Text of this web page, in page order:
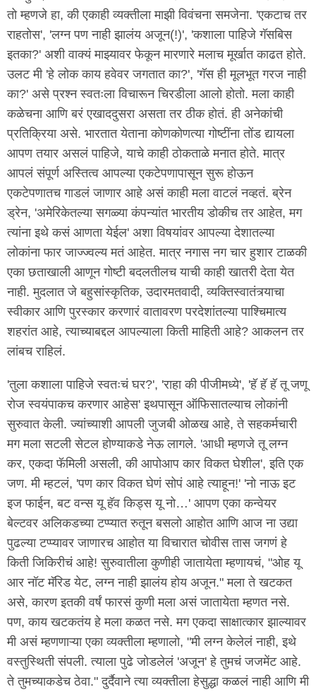
तो म्हणजे हा, की एकाही व्यक्तीला माझी विवंचना समजेना. 'एकटाच तर
राहतोस', 'लग्न पण नाही झालंय अजून(!)', 'कशाला पाहिजे गॅसबिस
इतका?' अशी वाक्यं माझ्यावर फेकून मारणारे मलाच मूर्खात काढत होते.
उलट मी 'हे लोक काय हवेवर जगतात का?', 'गॅस ही मूलभूत गरज नाही
का?' असे प्रश्न स्वतःला विचारून चिरडीला आलो होतो. मला काही
कळेचना आणि बरं एखाददुसरा असता तर ठीक होतं. ही अनेकांची
प्रतिक्रिया असे. भारतात येताना कोणकोणत्या गोष्टींना तोंड द्यायला
आपण तयार असलं पाहिजे, याचे काही ठोकताळे मनात होते. मात्र
आपलं संपूर्ण अस्तित्व आपल्या एकटेपणापासून सुरू होऊन
एकटेपणातच गाडलं जाणार आहे असं काही मला वाटलं नव्हतं. ब्रेन
ड्रेन, 'अमेरिकेतल्या सगळ्या कंपन्यांत भारतीय डोकीच तर आहेत, मग
त्यांना इथे कसं आणता येईल' अशा विषयांवर आपल्या देशातल्या
लोकांना फार जाज्ज्वल्य मतं आहेत. मात्र नगास नग चार हुशार टाळकी
एका छताखाली आणून गोष्टी बदलतीलच याची काही खातरी देता येत
नाही. मुदलात जे बहुसांस्कृतिक, उदारमतवादी, व्यक्तिस्वातंत्र्याचा
स्वीकार आणि पुरस्कार करणारं वातावरण परदेशांतल्या पाश्चिमात्य
शहरांत आहे, त्याच्याबद्दल आपल्याला किती माहिती आहे? आकलन तर
लांबच राहिलं.
'तुला कशाला पाहिजे स्वतःचं घर?', 'राहा की पीजीमध्ये', 'हॅ हॅ हॅ तू जणू
रोज स्वयंपाकच करणार आहेस' इथपासून ऑफिसातल्याच लोकांनी
सुरुवात केली. ज्यांच्याशी आपली जुजबी ओळख आहे, ते सहकर्मचारी
मग मला सटली सेटल होण्याकडे नेऊ लागले. 'आधी म्हणजे तू लग्न
कर, एकदा फॅमिली असली, की आपोआप कार विकत घेशील', इति एक
जण. मी म्हटलं, 'पण कार विकत घेणं सोपं आहे त्याहून!' 'नो नाऊ इट
इज फाईन, बट वन्स यू हॅव किड्स यू नो…' आपण एका कन्वेयर
बेल्टवर अलिकडच्या टप्प्यात रुतून बसलो आहोत आणि आज ना उद्या
पुढल्या टप्प्यावर जाणारच आहोत या विचारात चोवीस तास जगणं हे
किती जिकिरीचं आहे! सुरुवातीला कुणीही जातायेता म्हणायचं, "ओह यू
आर नॉट मॅरिड येट, लग्न नाही झालंय होय अजून." मला ते खटकत
असे, कारण इतकी वर्षं फारसं कुणी मला असं जातायेता म्हणत नसे.
पण, काय खटकतंय हे मला कळत नसे. मग एकदा साक्षात्कार झाल्यावर
मी असं म्हणणाऱ्या एका व्यक्तीला म्हणालो, "मी लग्न केलेलं नाही, इथे
वस्तुस्थिती संपली. त्याला पुढे जोडलेलं 'अजून' हे तुमचं जजमेंट आहे.
ते तुमच्याकडेच ठेवा." दुर्दैवाने त्या व्यक्तीला हेसुद्धा कळलं नाही आणि मी